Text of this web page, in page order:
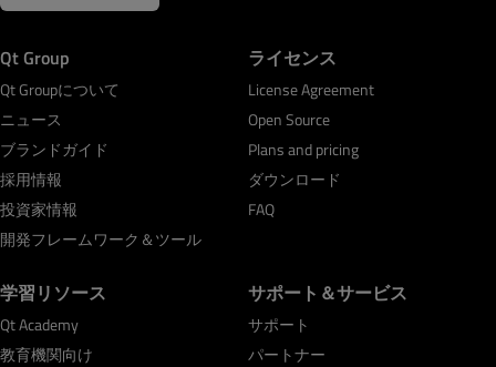
Qt Group
Qt Groupについて
ニュース
ブランドガイド
採用情報
投資家情報
開発フレームワーク＆ツール
ライセンス
License Agreement
Open Source
Plans and pricing
ダウンロード
FAQ
学習リソース
Qt Academy
教育機関向け
サポート＆サービス
サポート
パートナー